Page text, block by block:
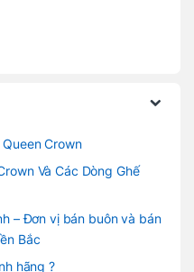
Crown
Và Các Dòng Ghế
– Đơn vị bán buôn và bán
Bắc
hãng ?